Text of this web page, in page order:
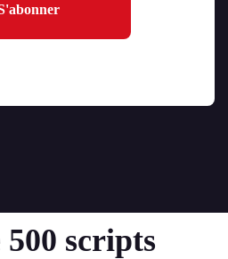
scripts